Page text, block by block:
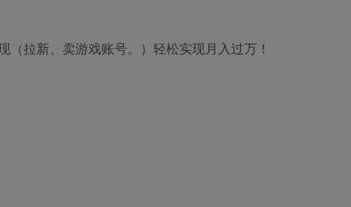
拉新、卖游戏账号。）轻松实现月入过万！